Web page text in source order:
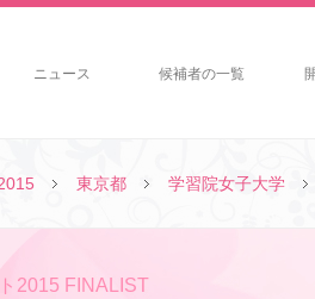
ニュース 候補者の一覧
東京都 学習院女子大学
2015 FINALIST